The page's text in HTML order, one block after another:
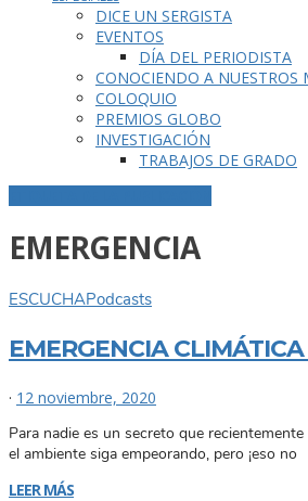
DICE UN SERGISTA
EVENTOS
DÍA DEL PERIODISTA
CONOCIENDO A NUESTROS
COLOQUIO
PREMIOS GLOBO
INVESTIGACIÓN
TRABAJOS DE GRADO
EMERGENCIA
ESCUCHAPodcasts
EMERGENCIA
· 12 noviembre, 2020
Para nadie es un secreto que
el ambiente siga empeorando, pero ¡eso no
LEER MÁS